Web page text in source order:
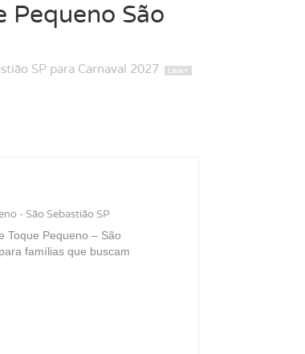
Pequeno São
SP para Carnaval 2027
- São Sebastião SP
Toque Pequeno – São
famílias que buscam